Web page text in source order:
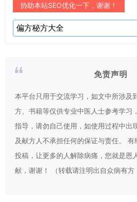
协助本站SEO优化一下，谢谢！
免责声明
本平台只用于交流学习，如文中所涉及
方、书籍等仅供专业中医人士参考学习
指导，请勿自己使用，如使用过程中出
及献方人不承担任何的保证与责任。 有
投稿，让更多的人解除病痛，您就是恩
献，谢谢！ （转载请注明出自众病有方